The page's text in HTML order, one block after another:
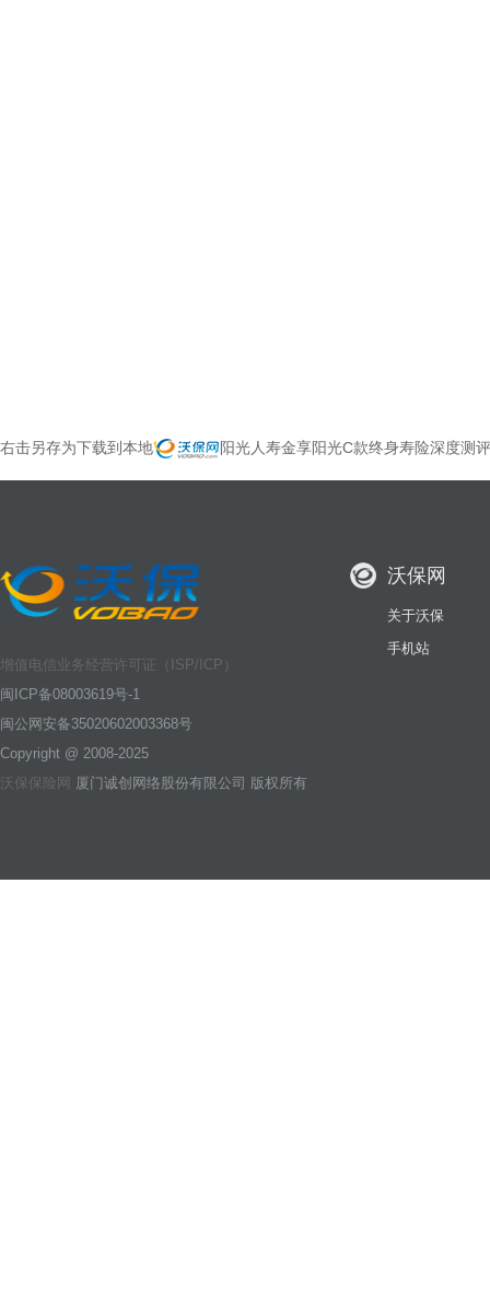
右击另存为下载到本地 阳光人寿金享阳光C款终身寿险深度测
增值电信业务经营许可证（ISP/ICP）
闽ICP备08003619号-1
闽公网安备35020602003368号
Copyright @ 2008-2025
沃保保险网 厦门诚创网络股份有限公司 版权所有
沃保网
关于沃保
手机站